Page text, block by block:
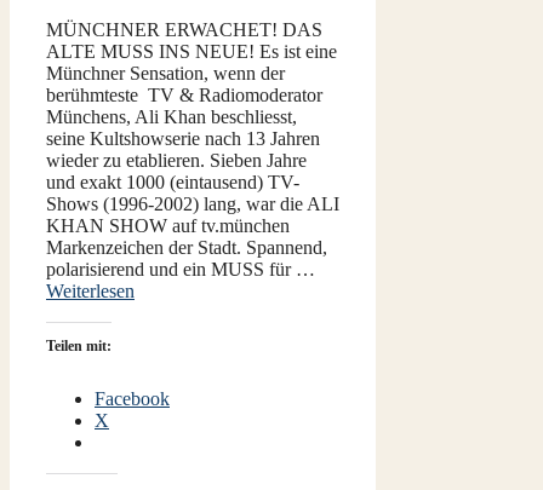
MÜNCHNER ERWACHET! DAS
ALTE MUSS INS NEUE! Es ist eine
Münchner Sensation, wenn der
berühmteste TV & Radiomoderator
Münchens, Ali Khan beschliesst,
seine Kultshowserie nach 13 Jahren
wieder zu etablieren. Sieben Jahre
und exakt 1000 (eintausend) TV-
Shows (1996-2002) lang, war die ALI
KHAN SHOW auf tv.münchen
Markenzeichen der Stadt. Spannend,
polarisierend und ein MUSS für …
Weiterlesen
Teilen mit:
Facebook
X